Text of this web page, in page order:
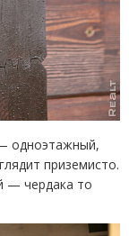
одноэтажный,
приземисто.
— чердака то